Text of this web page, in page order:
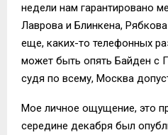
недели нам гарантировано
Лаврова и Блинкена,
еще, каких-то телефонных
может быть опять Байден с
судя по всему, Москва
Мое личное ощущение, это
середине декабря был